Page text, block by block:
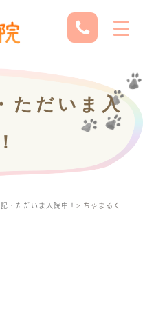
ただいま入
・ただいま入院中！ ちゃまるく